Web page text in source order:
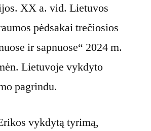
XX a. vid. Lietuvos
pėdsakai trečiosios
ir sapnuose“ 2024 m.
Lietuvoje vykdyto
pagrindu.
vykdytą tyrimą,